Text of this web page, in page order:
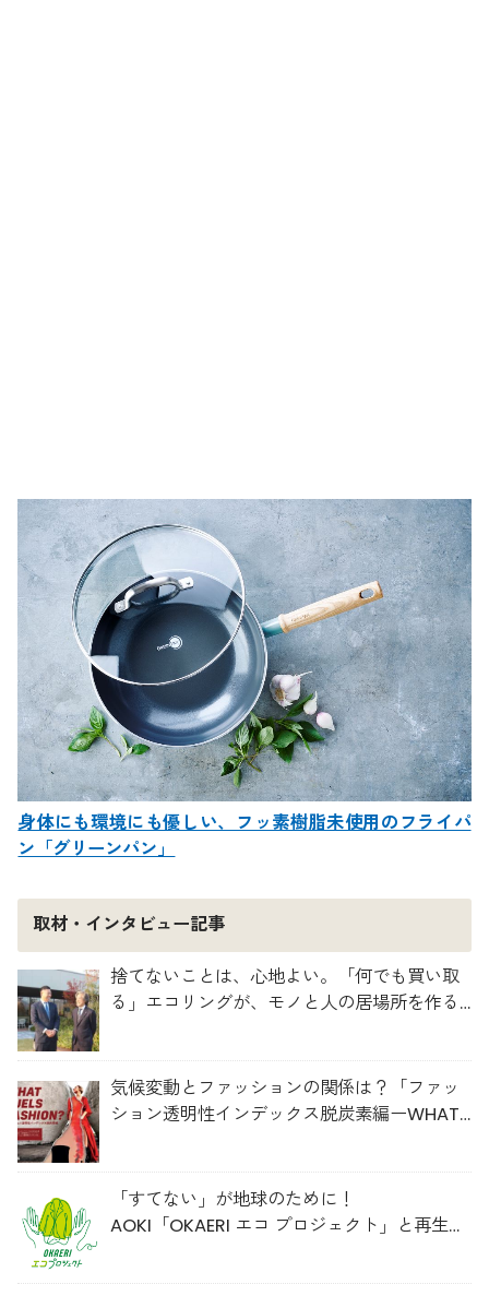
身体にも環境にも優しい、フッ素樹脂未使用のフライパ
ン「グリーンパン」
取材・インタビュー記事
捨てないことは、心地よい。「何でも買い取
る」エコリングが、モノと人の居場所を作る
気候変動とファッションの関係は？「ファッ
ション透明性インデックス脱炭素編ーWHAT
「すてない」が地球のために！
AOKI「OKAERI エコ プロジェクト」と再生ウ